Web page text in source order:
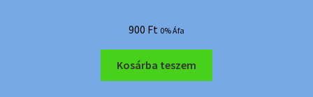
900 Ft 0% Áfa
Kosárba teszem